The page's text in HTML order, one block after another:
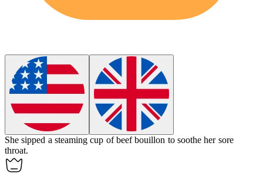
She sipped a steaming cup of beefbouillon to soothe her sore
throat.